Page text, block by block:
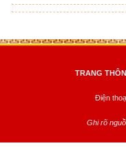
TRANG
Điện
Ghi rõ